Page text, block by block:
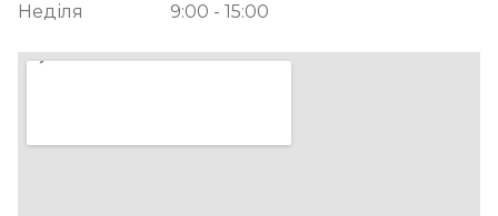
Неділя
9:00 - 15:00